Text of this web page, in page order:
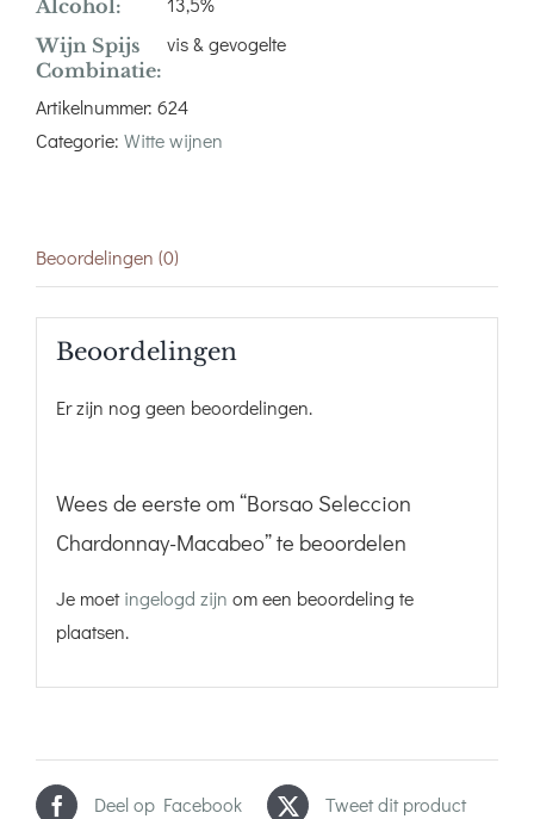
Alcohol:
Wijn Spijs
Combinatie:
vis & gevogelte
Artikelnummer: 624
Categorie: Witte wijnen
Beoordelingen (0)
Beoordelingen
Er zijn nog geen beoordelingen.
Wees de eerste om “Borsao Seleccion
Chardonnay-Macabeo” te beoordelen
Je moetingelogd zijn om een beoordeling te
plaatsen.
Deel op Facebook Tweet dit product